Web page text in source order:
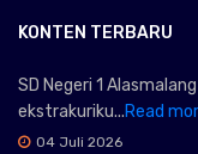
KONTEN TERBARU
SD Negeri 1
ekstrakuriku...Read
04 Juli 2026